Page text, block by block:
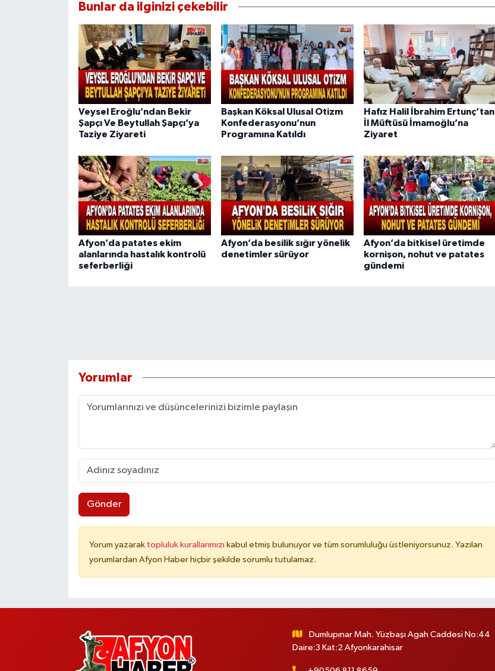
Bunlar da ilginizi çekebilir
Veysel Eroğlu’ndan Bekir
Şapçı Ve Beytullah Şapçı’ya
Taziye Ziyareti
Başkan Köksal Ulusal Otizm
Konfederasyonu’nun
Programına Katıldı
Hafız Halil İbrahim Ertunç’tan
İl Müftüsü İmamoğlu’na
Ziyaret
Afyon’da patates ekim
alanlarında hastalık kontrolü
seferberliği
Afyon’da besilik sığır yönelik
denetimler sürüyor
Afyon’da bitkisel üretimde
kornişon, nohut ve patates
gündemi
Yorumlar
Gönder
Yorum yazarak topluluk kurallarımızı kabul etmiş bulunuyor ve tüm sorumluluğu üstleniyorsunuz. Yazılan
yorumlardan Afyon Haber hiçbir şekilde sorumlu tutulamaz.
Dumlupınar Mah. Yüzbaşı Agah Caddesi No:44
Daire:3 Kat:2 Afyonkarahisar